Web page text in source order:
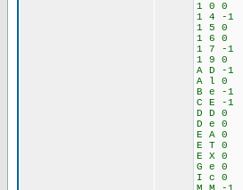
1 0 0
1 4 -1
1 5 0
1 6 0
1 7 -1
1 9 0
A D -1
A l 0
B e -1
C E -1
D D 0
D e 0
E A 0
E T 0
E X 0
G e 0
I c 0